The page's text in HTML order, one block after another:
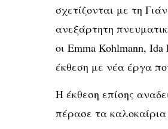
σχετίζονται με τη
ανεξάρτητη
οι Emma Kohlmann,
έκθεση με νέα έργα
Η έκθεση επίσης
πέρασε τα